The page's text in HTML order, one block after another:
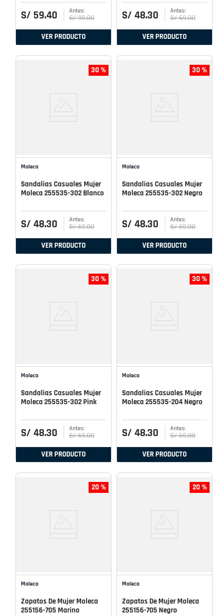
S/ 59.40 S/ 99.00
VER PRODUCTO
S/ 48.30 S/ 69.00
VER PRODUCTO
30 %
Moleca
Sandalias Casuales Mujer
Moleca 255535-302 Blanco
S/ 48.30 S/ 69.00
VER PRODUCTO
30 %
Moleca
Sandalias Casuales Mujer
Moleca 255535-302 Negro
S/ 48.30 S/ 69.00
VER PRODUCTO
30 %
Moleca
Sandalias Casuales Mujer
Moleca 255535-302 Pink
S/ 48.30 S/ 69.00
VER PRODUCTO
30 %
Moleca
Sandalias Casuales Mujer
Moleca 255535-204 Negro
S/ 48.30 S/ 69.00
VER PRODUCTO
20 %
Moleca
Zapatos De Mujer Moleca
255156-705 Marino
20 %
Moleca
Zapatos De Mujer Moleca
255156-705 Negro